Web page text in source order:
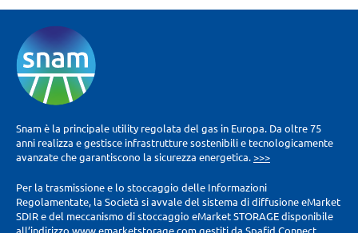
Snam è la principale utility regolata del gas in Europa. Da oltre 75
anni realizza e gestisce infrastrutture sostenibili e tecnologicamente
avanzate che garantiscono la sicurezza energetica. >>>
Per la trasmissione e lo stoccaggio delle Informazioni
Regolamentate, la Società si avvale del sistema di diffusione eMarket
SDIR e del meccanismo di stoccaggio eMarket STORAGE disponibile
all’indirizzo www.emarketstorage.com gestiti da Spafid Connect